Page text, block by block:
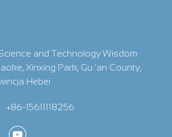
and Technology Wisdom
Xinxing Park, Gu 'an County,
Hebei
+86-15611118256